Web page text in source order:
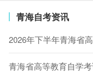
青海自考资讯